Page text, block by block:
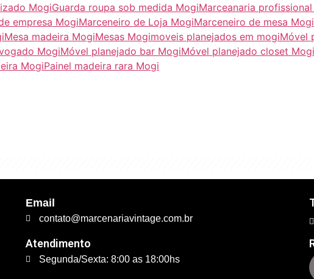
MogiGuarda roupa sob medida MogiMarceanaria
empresa MogiMarceneiro de Loja MogiMarceneiro de mesa Mogi
Mesa madeira MogiMesas Mogimoveis planejados em mogiMóvel
MogiMóvel planejado bar MogiMóvel planejado closet Mogi
MogiPainel madeira rara Mogi
Email
contato@marcenariavintage.com.br
Atendimento
Segunda/Sexta: 8:00 as 18:00hs